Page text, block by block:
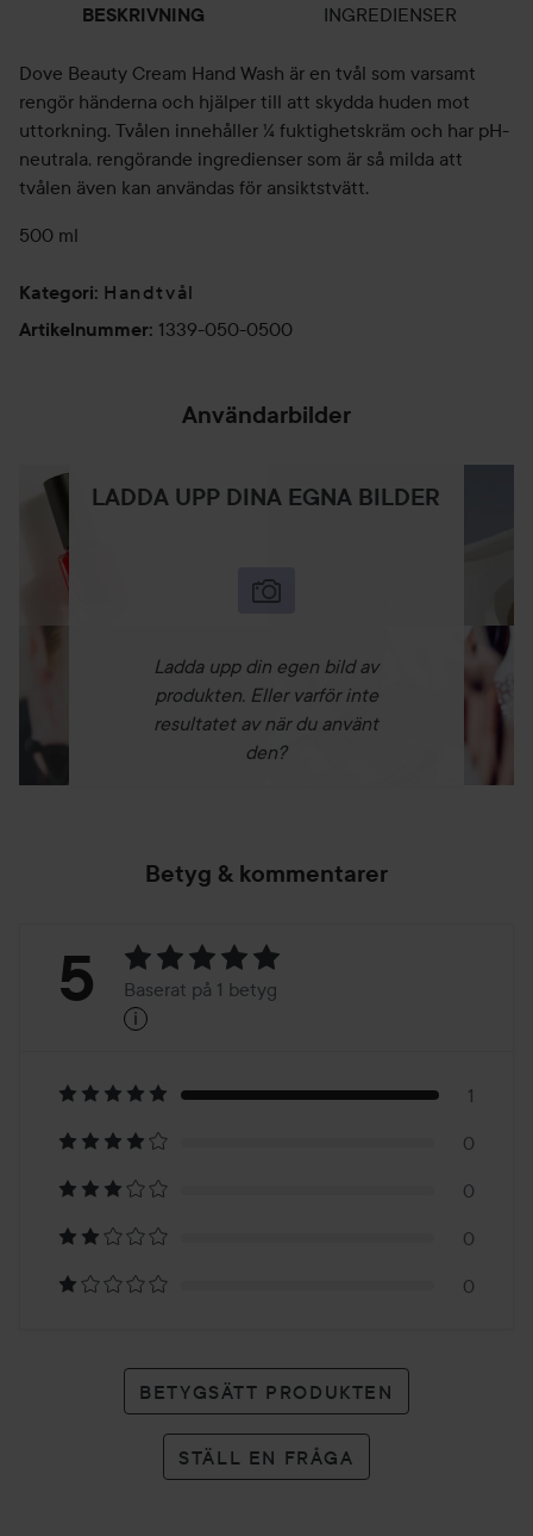
BESKRIVNING INGREDIENSER
Dove Beauty Cream Hand Wash är en tvål som varsamt
rengör händerna och hjälper till att skydda huden mot
uttorkning. Tvålen innehåller ¼ fuktighetskräm och har pH-
neutrala, rengörande ingredienser som är så milda att
tvålen även kan användas för ansiktstvätt.
500 ml
Kategori: Handtvål
Artikelnummer: 1339-050-0500
Användarbilder
LADDA UPP DINA EGNA BILDER
Ladda upp din egen bild av
produkten. Eller varför inte
resultatet av när du använt
den?
Betyg & kommentarer
Betyg:
Baserat
på
1
betyg
5 Baserat på 1 betyg
i
1
0
0
0
0
BETYGSÄTT PRODUKTEN
STÄLL EN FRÅGA